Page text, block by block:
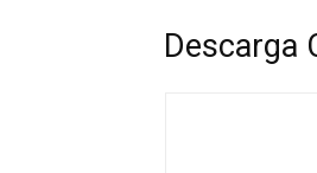
Descarga